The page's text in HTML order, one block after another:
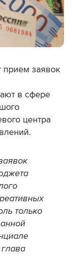
прием заявок
в сфере
центра
только